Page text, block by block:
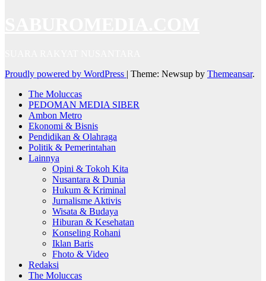
Proudly powered by WordPress | Theme: Newsup by Themeansar.
The Moluccas
PEDOMAN MEDIA SIBER
Ambon Metro
Ekonomi & Bisnis
Pendidikan & Olahraga
Politik & Pemerintahan
Lainnya
Opini & Tokoh Kita
Nusantara & Dunia
Hukum & Kriminal
Jurnalisme Aktivis
Wisata & Budaya
Hiburan & Kesehatan
Konseling Rohani
Iklan Baris
Fhoto & Video
Redaksi
The Moluccas